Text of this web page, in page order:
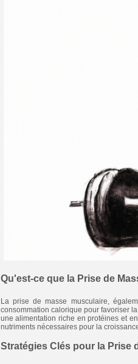
Qu'est-ce que la Prise de
La prise de masse musculaire,
consommation calorique pour favoriser
une alimentation riche en protéines et
nutriments nécessaires pour la
Stratégies Clés pour la Prise